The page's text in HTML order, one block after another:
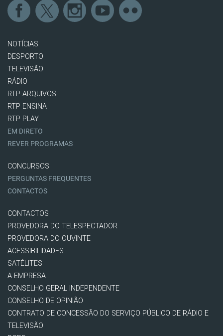
NOTÍCIAS
DESPORTO
TELEVISÃO
RÁDIO
RTP ARQUIVOS
RTP ENSINA
RTP PLAY
EM DIRETO
REVER PROGRAMAS
CONCURSOS
PERGUNTAS FREQUENTES
CONTACTOS
CONTACTOS
PROVEDORA DO TELESPECTADOR
PROVEDORA DO OUVINTE
ACESSIBILIDADES
SATÉLITES
A EMPRESA
CONSELHO GERAL INDEPENDENTE
CONSELHO DE OPINIÃO
CONTRATO DE CONCESSÃO DO SERVIÇO PÚBLICO DE RÁDIO E
TELEVISÃO